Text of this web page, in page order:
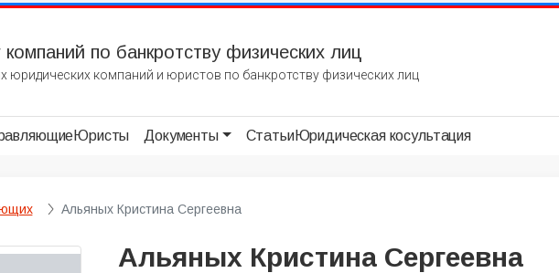
компаний по банкротству физических лиц
юридических компаний и юристов по банкротству физических лиц
Юристы Документы СтатьиЮридическая косультация
Альяных Кристина Сергеевна
Альяных Кристина Сергеевна